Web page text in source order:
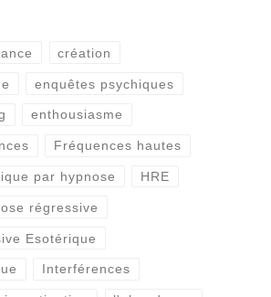
création
enquêtes psychiques
enthousiasme
Fréquences hautes
par hypnose HRE
régressive
Esotérique
Interférences